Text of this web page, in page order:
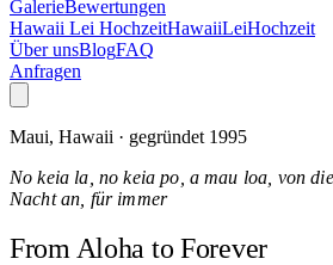
GalerieBewertungen
Hawaii Lei HochzeitHawaiiLeiHochzeit
Über unsBlogFAQ
Anfragen
Maui, Hawaii · gegründet 1995
No keia la, no keia po, a mau loa, von
Nacht an, für immer
From Aloha to Forever